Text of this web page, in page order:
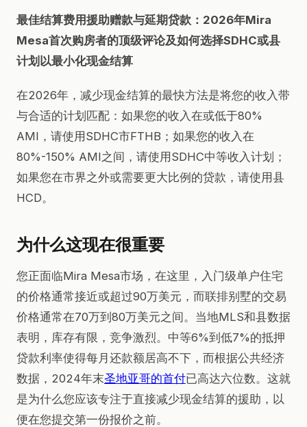
最佳结算费用援助赠款与延期贷款：2026年Mira
Mesa首次购房者的顶级评论及如何选择SDHC或县
计划以最小化现金结算
在2026年，减少现金结算的最快方法是将您的收入带
与合适的计划匹配：如果您的收入在或低于80%
AMI，请使用SDHC市FTHB；如果您的收入在
80%-150% AMI之间，请使用SDHC中等收入计划；
如果您在市界之外或需要更大比例的贷款，请使用县
HCD。
为什么这现在很重要
您正面临Mira Mesa市场，在这里，入门级单户住宅
的价格通常接近或超过90万美元，而联排别墅的交易
价格通常在70万到80万美元之间。当地MLS和县数据
表明，库存有限，竞争激烈。中等6%到低7%的抵押
贷款利率使得每月还款额居高不下，而根据公共经济
数据，2024年末圣地亚哥的首付已高达六位数。这就
是为什么您应该专注于直接减少现金结算的援助，以
便在您提交第一份报价之前。